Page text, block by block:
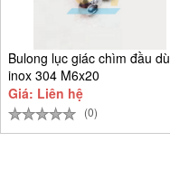
Bulong lục giác chìm đầu dù
inox 304 M6x20
Giá: Liên hệ
(0)